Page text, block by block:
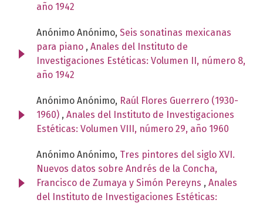
año 1942
Anónimo Anónimo, Seis sonatinas mexicanas
para piano , Anales del Instituto de
Investigaciones Estéticas: Volumen II, número 8,
año 1942
Anónimo Anónimo, Raúl Flores Guerrero (1930-
1960) , Anales del Instituto de Investigaciones
Estéticas: Volumen VIII, número 29, año 1960
Anónimo Anónimo, Tres pintores del siglo XVI.
Nuevos datos sobre Andrés de la Concha,
Francisco de Zumaya y Simón Pereyns , Anales
del Instituto de Investigaciones Estéticas: